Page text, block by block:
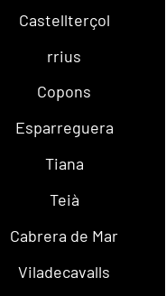
Castellterçol
rrius
Copons
Esparreguera
Tiana
Teià
Cabrera de Mar
Viladecavalls